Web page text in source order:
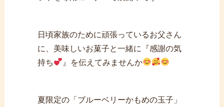
日頃家族のために頑張っているお父さん
に、美味しいお菓子と一緒に『感謝の気
持ち
』を伝えてみませんか
夏限定の「ブルーベリーかもめの玉子」